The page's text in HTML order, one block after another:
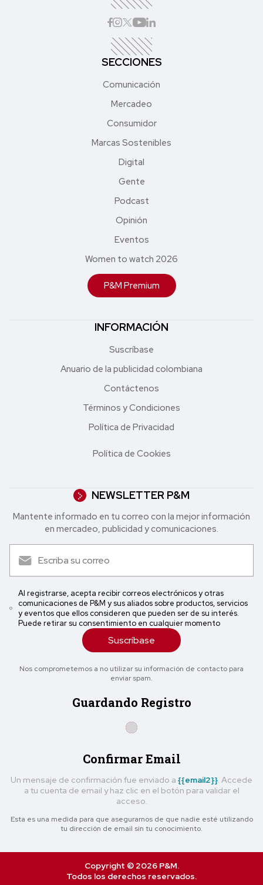
SECCIONES
Comunicación
Mercadeo
Consumidor
Marcas Sostenibles
Digital
Gente
Podcast
Opinión
Eventos
Women to watch 2026
P&M Premium
INFORMACIÓN
Suscríbase
Anuario de la publicidad colombiana
Contáctenos
Términos y Condiciones
Política de Privacidad
Política de Cookies
NEWSLETTER P&M
Mantente informado en tu correo con la mejor in formación
en mercadeo, publicidad y comunicaciones.
Al registrarse, acepta recibir correos electrónicos y otras
comunicaciones de P&M y sus aliados sobre productos, servicios
y eventos que ellos consideren que pueden ser de su interés.
Puede retirar su consentimiento en cualquier momento
Suscríbase
Nos comprometemos a no utilizar su información de contacto para
enviar spam.
Guardando Registro
Confirmar Email
Un mensaje de confirmación fue enviado a {{email2}} . Accede
a tu cuenta de email y haz clic en el botón para validar el
acceso.
Esta es una medida para que asegurarnos de que nadie esté utilizando
tu dirección de email sin tu conocimiento.
Copyright © 2026 P&M.
Todos los derechos reservados.